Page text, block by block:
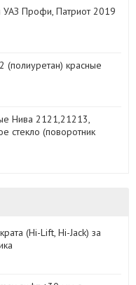
Профи, Патриот 2019
красные
Нива 2121,21213,
стекло (поворотник
(Hi-Lift, Hi-Jack) за